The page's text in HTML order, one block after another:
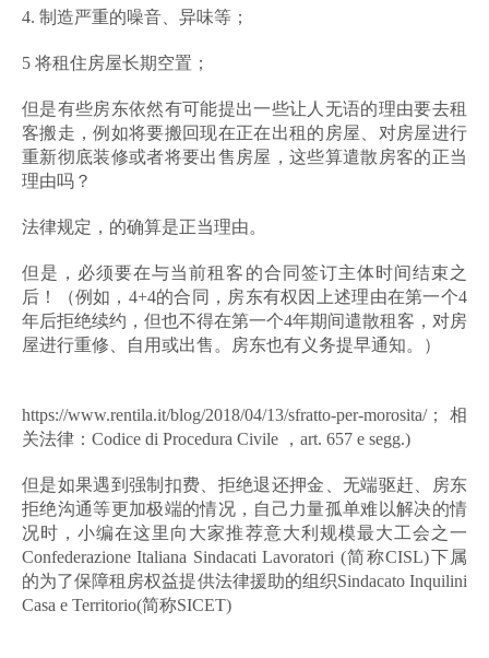
4. 制造严重的噪音、异味等；
5 将租住房屋长期空置；
但是有些房东依然有可能提出一些让人无语的理由要去租
客搬走，例如将要搬回现在正在出租的房屋、对房屋进行
重新彻底装修或者将要出售房屋，这些算遣散房客的正当
理由吗？
法律规定，的确算是正当理由。
但是，必须要在与当前租客的合同签订主体时间结束之
后！（例如，4+4的合同，房东有权因上述理由在第一个4
年后拒绝续约，但也不得在第一个4年期间遣散租客，对房
屋进行重修、自用或出售。房东也有义务提早通知。）
https://www.rentila.it/blog/2018/04/13/sfratto-per-morosita/；相
关法律：Codice di Procedura Civile ，art. 657 e segg.)
但是如果遇到强制扣费、拒绝退还押金、无端驱赶、房东
拒绝沟通等更加极端的情况，自己力量孤单难以解决的情
况时，小编在这里向大家推荐意大利规模最大工会之一
Confederazione Italiana Sindacati Lavoratori (简称CISL)下属
的为了保障租房权益提供法律援助的组织Sindacato Inquilini
Casa e Territorio(简称SICET)